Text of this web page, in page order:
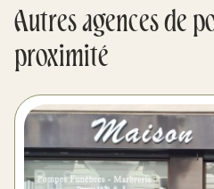
Autres agences de
proximité